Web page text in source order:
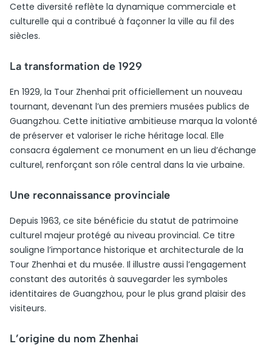
Cette diversité reflète la dynamique commerciale et
culturelle qui a contribué à façonner la ville au fil des
siècles.
La transformation de 1929
En 1929, la Tour Zhenhai prit officiellement un nouveau
tournant, devenant l’un des premiers musées publics de
Guangzhou. Cette initiative ambitieuse marqua la volonté
de préserver et valoriser le riche héritage local. Elle
consacra également ce monument en un lieu d’échange
culturel, renforçant son rôle central dans la vie urbaine.
Une reconnaissance provinciale
Depuis 1963, ce site bénéficie du statut de patrimoine
culturel majeur protégé au niveau provincial. Ce titre
souligne l’importance historique et architecturale de la
Tour Zhenhai et du musée. Il illustre aussi l’engagement
constant des autorités à sauvegarder les symboles
identitaires de Guangzhou, pour le plus grand plaisir des
visiteurs.
L’origine du nom Zhenhai